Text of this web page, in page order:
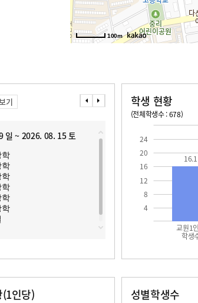
100m
기
일 ~ 2026. 08. 15 토
학
학
학
학
학
학
2026. 08. 16
08. 17 월 - 대체공휴
08. 17 월 - 대체공휴
08. 18 화 - 여름개학식
학생 현황
(전체학생수 : 678)
4
8
12
16
20
24
교원1
학생
16.1
인당) 성별학생수